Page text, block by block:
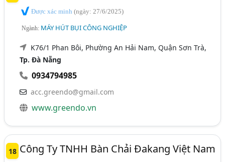
Được xác minh(ngày: 27/6/2025)
Ngành: MÁY HÚT BỤI CÔNG NGHIỆP
K76/1 Phan Bôi, Phường An Hải Nam, Quận Sơn Trà,
Tp. Đà Nẵng
0934794985
acc.greendo@gmail.com
www.greendo.vn
18 Công Ty TNHH Bàn Chải Đakang Việt Nam